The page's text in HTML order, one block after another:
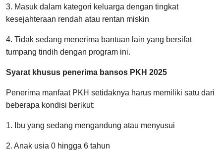
3. Masuk dalam kategori keluarga dengan tingkat
kesejahteraan rendah atau rentan miskin
4. Tidak sedang menerima bantuan lain yang bersifat
tumpang tindih dengan program ini.
Syarat khusus penerima bansos PKH 2025
Penerima manfaat PKH setidaknya harus memiliki satu dari
beberapa kondisi berikut:
1. Ibu yang sedang mengandung atau menyusui
2. Anak usia 0 hingga 6 tahun